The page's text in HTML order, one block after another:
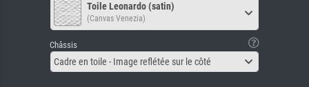
Toile Leonardo (satin)
(Canvas Venezia)
Châssis
Cadre en toile - Image reflétée sur le côté